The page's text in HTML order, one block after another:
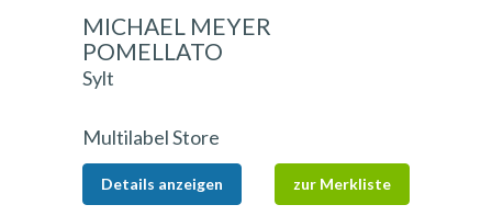
MICHAEL MEYER
POMELLATO
Sylt
Multilabel Store
Details anzeigen zur Merkliste